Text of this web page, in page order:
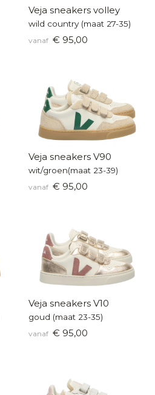
Veja sneakers volley
wild country (maat 27-35)
vanaf € 95,00
Veja sneakers V90
wit/groen(maat 23-39)
vanaf € 95,00
Veja sneakers V10
goud (maat 23-35)
vanaf € 95,00